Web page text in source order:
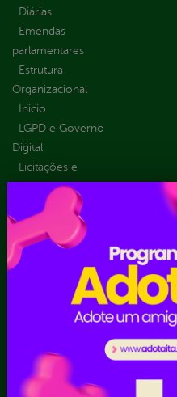
Diárias
Emendas
parlamentares
Estrutura
Organizacional
Inicio
LGPD e Governo
Digital
Licitações e
Contratos
Obras Públicas
Planejamento e
Prestação de Contas
Receitas
Recursos Humanos
Ouvidoria
Acompanhar uma
Atendimento via WhatsApp